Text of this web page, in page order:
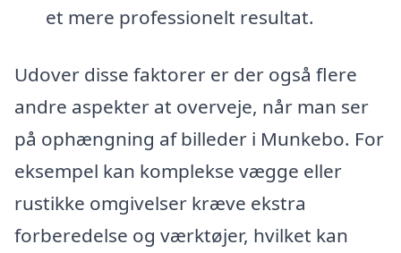
et mere professionelt resultat.
Udover disse faktorer er der også flere
andre aspekter at overveje, når man ser
på ophængning af billeder i Munkebo. For
eksempel kan komplekse vægge eller
rustikke omgivelser kræve ekstra
forberedelse og værktøjer, hvilket kan